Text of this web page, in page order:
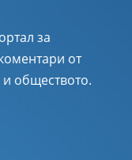
за
от
и обществото.